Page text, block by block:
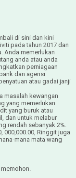
di sini dan kini
pada tahun 2017 dan
Anda memerlukan
anda atau anda
perniagaan
dan agensi
atau gadai janji
masalah kewangan
yang memerlukan
yang buruk atau
dan untuk melabur
rendah sebanyak 2%.
000,000.00, Ringgit juga
mana mata wang